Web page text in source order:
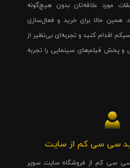
مورد علاقه‌تان بدون هیچ‌گونه
همین حالا برای خرید و فعال‌سازی
اقدام کنید و تجربه‌ای بی‌نظیر از
و پخش فیلم‌های سینمایی را تجربه
سی سی کم از سایت
سی سی کم از فروشگاه سایت سوپر